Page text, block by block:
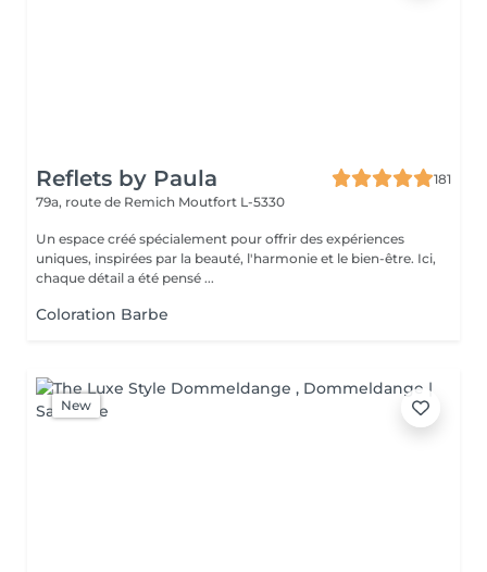
Reflets by Paula
181
79a, route de Remich Moutfort L-5330
Un espace créé spécialement pour offrir des expériences
uniques, inspirées par la beauté, l'harmonie et le bien-être. Ici,
chaque détail a été pensé ...
Coloration Barbe
New